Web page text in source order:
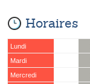
Horaires
Lundi
Mardi
Mercredi